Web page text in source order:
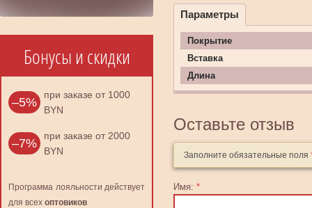
Параметры
Покрытие
Вставка
Длина
Оставьте отзыв
Заполните обязательные поля
Имя: *
Бонусы и скидки
–5%
при заказе от 1000
BYN
–7%
при заказе от 2000
BYN
Программа лояльности действует
для всех оптовиков